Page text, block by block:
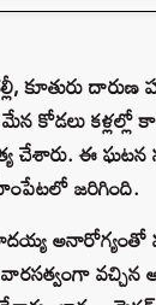
దారుణ
కోడలు కళ్లల్లో
చేశారు. ఈ ఘటన
జరిగింది.
యాదయ్య
వచ్చిన